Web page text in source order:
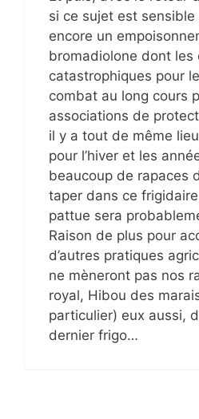
si ce sujet est sensible
encore un
bromadiolone dont les
catastrophiques pour
combat au long cours
associations de
il y a tout de même
pour l’hiver et les
beaucoup de rapaces
taper dans ce
pattue sera
Raison de plus pour
d’autres pratiques
ne mèneront pas nos
royal, Hibou des
particulier) eux aussi,
dernier frigo…